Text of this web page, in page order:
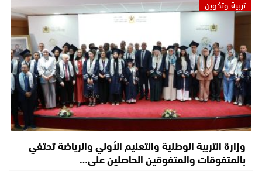
تربية وتكوين
وزارة التربية الوطنية والتعليم الأولي والرياضة تحتفي
بالمتفوقات والمتفوقين الحاصلين على…